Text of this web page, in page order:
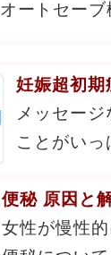
オートセーブ
妊娠超初期
メッセー
ことがい
便秘 原因と
女性が慢性